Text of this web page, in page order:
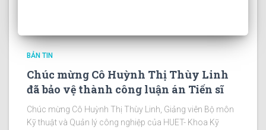
BẢN TIN
Chúc mừng Cô Huỳnh Thị Thùy Linh
đã bảo vệ thành công luận án Tiến sĩ
Chúc mừng Cô Huỳnh Thị Thùy Linh, Giảng viên Bộ môn
Kỹ thuật và Quản lý công nghiệp của HUET- Khoa Kỹ